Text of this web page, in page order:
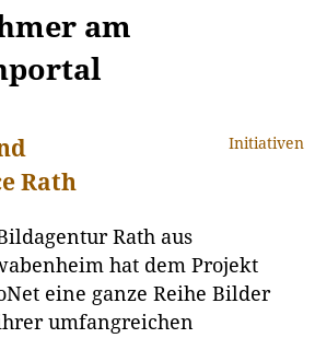
am
Initiativen
Rath
Rath aus
hat dem Projekt
eine ganze Reihe Bilder
umfangreichen